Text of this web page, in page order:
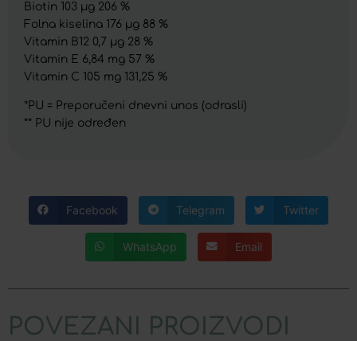
Biotin 103 µg 206 %
Folna kiselina 176 µg 88 %
Vitamin B12 0,7 µg 28 %
Vitamin E 6,84 mg 57 %
Vitamin C 105 mg 131,25 %
*PU = Preporučeni dnevni unos (odrasli)
** PU nije određen
Facebook Telegram Twitter
WhatsApp Email
POVEZANI PROIZVODI